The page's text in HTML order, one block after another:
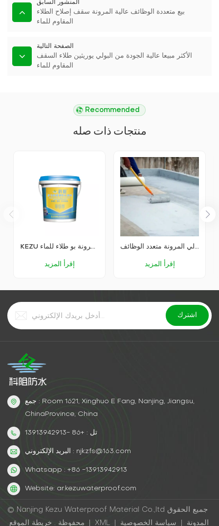
المنشور السابق
بيع متعددة الوظائف عالية المرونة سقف إصلاح الطلاء
المقاوم للماء
الصفحة التالية
الأكثر مبيعا عالية الجودة من البولي يوريثين طلاء السقف
المقاوم للماء
Recommended
منتجات ذات صله
KEZU متعددة الوظائف عالية المرونة بو طلاء للماء
إقرأ المزيد
طلاء مقاوم للماء عالي المرونة متعدد الوظائف
إقرأ المزيد
جمع : Room 1621, Xinghuo E Fang, Nanjing, Jiangsu,
ChinaProvince, China
تل : +86 -13913942913
البريد الإلكتروني : njkzfs@163.com
Whatsapp : +86 -13913942913
Website: ar.kezuwaterproof.com
© Nanjing Kezu Waterproof Material Co.,ltd جميع الحقوق
محفوظة .
XML المدونة سياسة الخصوصية